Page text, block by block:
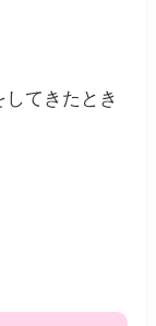
てきたとき